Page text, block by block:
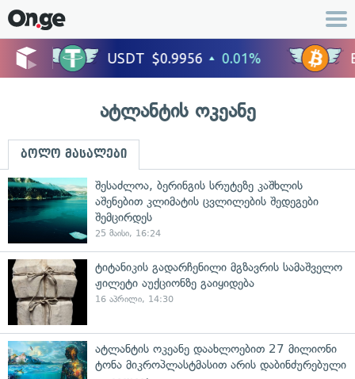
ატლანტის ოკეანე
ბოლო მასალები
შესაძლოა, ბერინგის სრუტეზე კაშხლის
აშენებით კლიმატის ცვლილების შედეგები
შემცირდეს
25 მაისი, 16:24
ტიტანიკის გადარჩენილი მგზავრის სამაშველო
ჟილეტი აუქციონზე გაიყიდება
16 აპრილი, 14:30
ატლანტის ოკეანე დაახლოებით 27 მილიონი
ტონა მიკროპლასტმასით არის დაბინძურებული